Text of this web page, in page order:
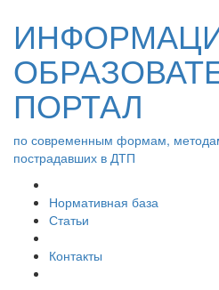
ПОРТАЛ
по современным формам,
пострадавших в ДТП
Нормативная база
Статьи
Контакты